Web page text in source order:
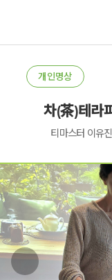
개인명상
차(茶)테라
티마스터 이유